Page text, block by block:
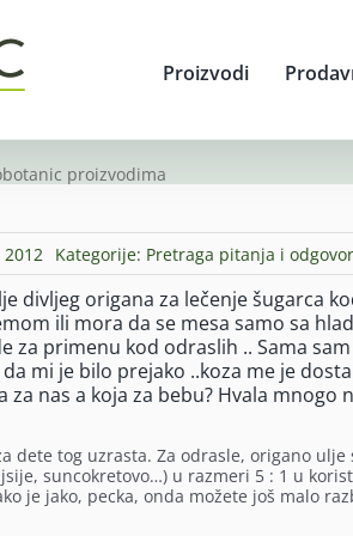
Proizvodi
proizvodima
Kategorije: Pretraga pitanja i
divljeg origana za lečenje šugarca
ili mora da se mesa samo sa
za primenu kod odraslih .. Sama
mi je bilo prejako ..koza me je
nas a koja za bebu? Hvala mnogo
dete tog uzrasta. Za odrasle, origano
suncokretovo…) u razmeri 5 : 1 u
je jako, pecka, onda možete još malo